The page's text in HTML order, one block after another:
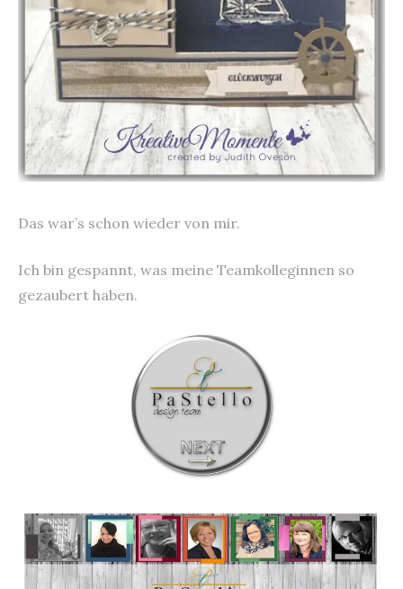
Das war’s schon wieder von mir.
Ich bin gespannt, was meine Teamkolleginnen so
gezaubert haben.